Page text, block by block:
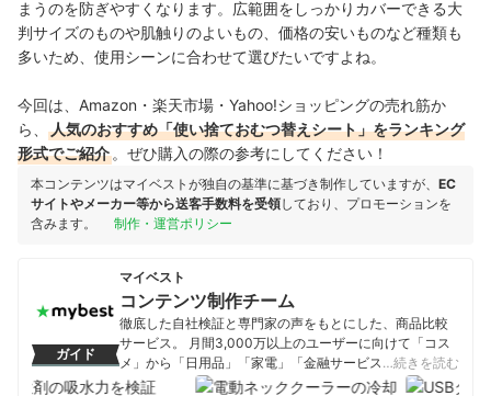
まうのを防ぎやすくなります。広範囲をしっかりカバーできる大
判サイズのものや肌触りのよいもの、価格の安いものなど種類も
多いため、使用シーンに合わせて選びたいですよね。
今回は、Amazon・楽天市場・Yahoo!ショッピングの売れ筋か
ら、
人気のおすすめ「使い捨ておむつ替えシート」をランキング
形式でご紹介 。ぜひ購入の際の参考にしてください！
本コンテンツはマイベストが独自の基準に基づき制作していますが、 EC
サイトやメーカー等から送客手数料を受領しており、プロモーションを
含みます。
制作・運営ポリシー
ガイド
マイベスト
コンテンツ制作チーム
徹底した自社検証と専門家の声をもとにした、商品比較
サービス。 月間3,000万以上のユーザーに向けて「コス
メ」から「日用品」「家電」「金融サービス」まで、ベ
ストな商品を選んでもらうために、毎日コンテンツを制
…続きを読む